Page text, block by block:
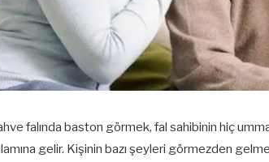
falında baston görmek, fal sahibinin hiç
gelir. Kişinin bazı şeyleri görmezden